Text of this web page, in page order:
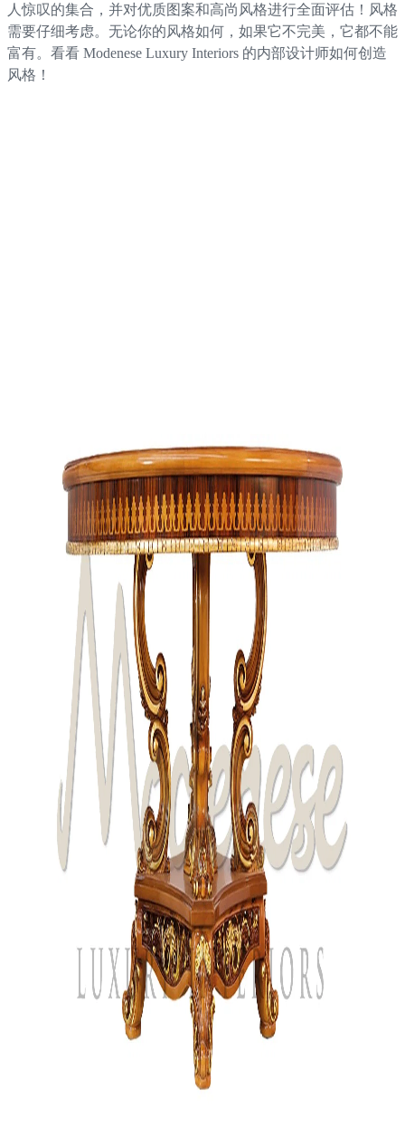
人惊叹的集合，并对优质图案和高尚风格进行全面评估！风格
需要仔细考虑。无论你的风格如何，如果它不完美，它都不能
富有。看看 Modenese Luxury Interiors 的内部设计师如何创造
风格！